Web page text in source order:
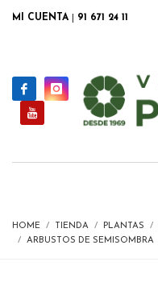
MI CUENTA 91 671 24 11
HOME TIENDA PLANTAS
ARBUSTOS DE SEMISOMBRA